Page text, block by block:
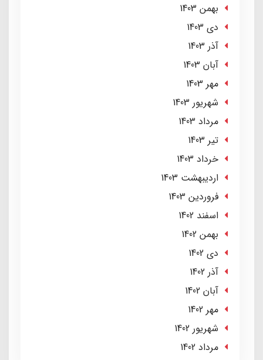
بهمن 1403
دی 1403
آذر 1403
آبان 1403
مهر 1403
شهریور 1403
مرداد 1403
تير 1403
خرداد 1403
ارديبهشت 1403
فروردین 1403
اسفند 1402
بهمن 1402
دی 1402
آذر 1402
آبان 1402
مهر 1402
شهریور 1402
مرداد 1402